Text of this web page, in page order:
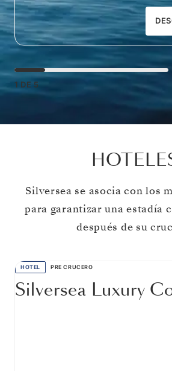
1 DE 5
Silversea se asocia con los
para garantizar una estadía
después de su
HOTEL PRE CRUCERO
Silversea Luxury